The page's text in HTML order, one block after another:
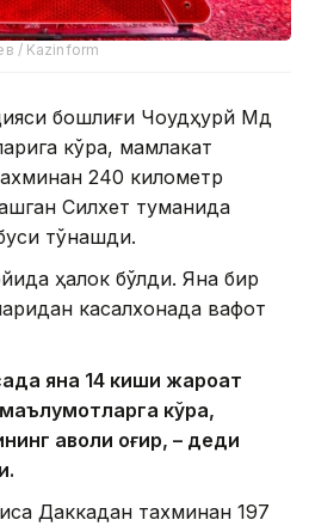
/ Kazinform
бошлиғи Чоудҳурй Мд
кўра, мамлакат
240 километр
Силхет туманида
тўқнашди.
ҳалок бўлди. Яна бир
касалхонада вафот
яна 14 киши жароҳат
кўра,
аҳволи оғир, – деди
Даккадан тахминан 197